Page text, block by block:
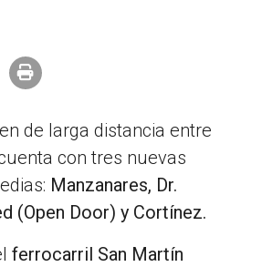
de larga distancia entre
con tres nuevas
Manzanares, Dr.
(Open Door) y Cortínez.
ferrocarril San Martín